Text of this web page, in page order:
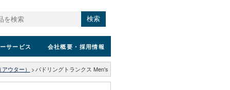
検索
サービス 会社概要 ・採用情報
ウター） > パドリングトランクス Men's